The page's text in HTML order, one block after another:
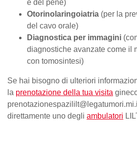
e del pene)
Otorinolaringoiatria (per la
del cavo orale)
Diagnostica per immagini
diagnostiche avanzate come il
con tomosintesi)
Se hai bisogno di ulteriori
la prenotazione della tua visita
direttamente uno degli ambulatori